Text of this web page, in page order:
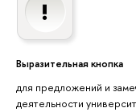
Выразительная кнопка
для предложений и
деятельности